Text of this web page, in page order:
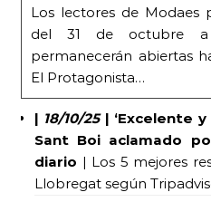
Los lectores de Modaes
del 31 de octubre a
permanecerán abiertas
El Protagonista…
| 18/10/25| ‘Excelente
Sant Boi aclamado
diario | Los 5 mejores
Llobregat según